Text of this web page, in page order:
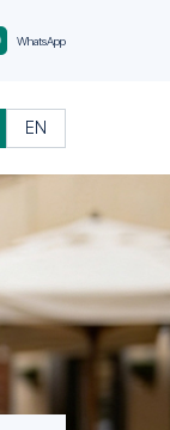
WhatsApp
EN